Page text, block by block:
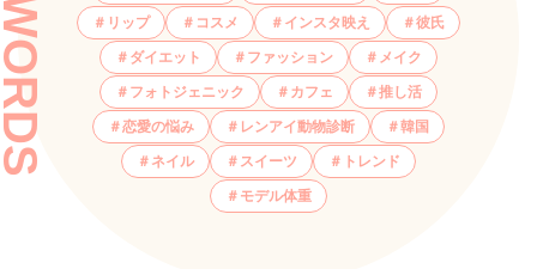
リップ コスメ インスタ映え 彼氏
ダイエット ファッション メイク
フォトジェニック カフェ 推し活
恋愛の悩み レンアイ動物診断 韓国
ネイル スイーツ トレンド
モデル体重